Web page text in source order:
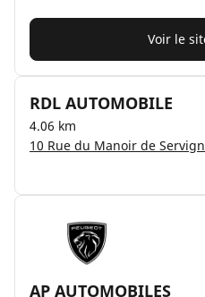
Voir le
RDL AUTOMOBILE
4.06 km
10 Rue du Manoir de
AP AUTOMOBILES